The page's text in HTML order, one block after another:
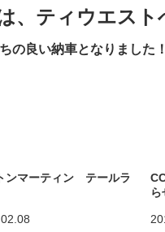
、ティウエスト
の良い納車となりました
ンマーティン テールラ
ら